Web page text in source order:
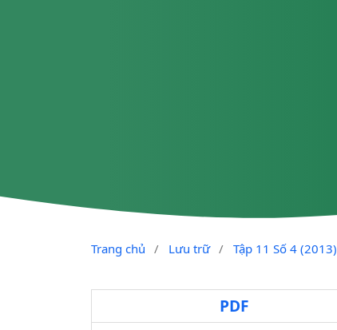
Trang chủ / Lưu trữ / Tập 11 Số 4 (2013)
PDF